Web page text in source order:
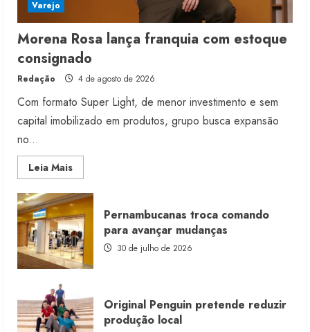
Varejo
Morena Rosa lança franquia com estoque
consignado
Redação 4 de agosto de 2026
Com formato Super Light, de menor investimento e sem
capital imobilizado em produtos, grupo busca expansão
no...
Leia MaisRead
more
Morena
Rosa
lança
franquia
com
estoque
consignado
Pernambucanas troca comando
para avançar mudanças
30 de julho de 2026
Original Penguin pretende reduzir
produção local